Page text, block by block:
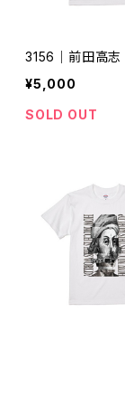
3156｜前田高志
¥5,000
SOLD OUT